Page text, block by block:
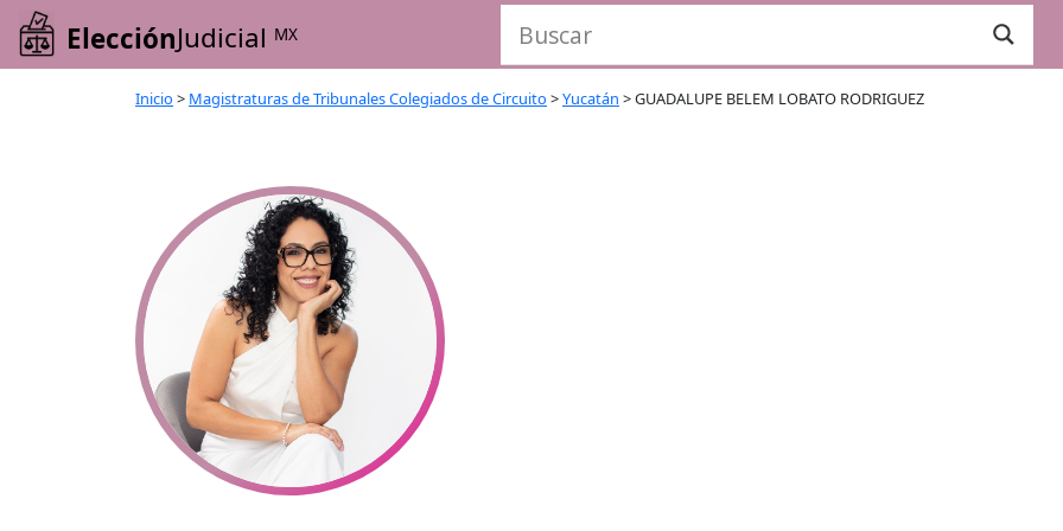
ElecciónJudicial MX
Inicio > Magistraturas de Tribunales Colegiados de Circuito >Yucatán >GUADALUPE BELEM LOBATO RODRIGUEZ